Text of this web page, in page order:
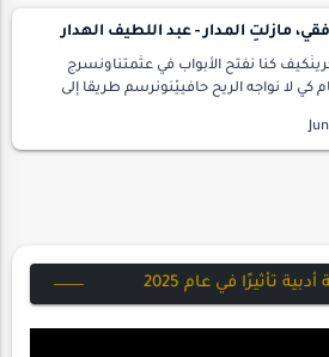
مازلتِ المدار - عبد اللطيف الهدار
كنا نفتح الأبواب في عتْمتناونسرج
كي لا نواجه الريح حافييْنونرسم طريقا إلى
؟كان ذلك بالأمسوكنا واحدا في …